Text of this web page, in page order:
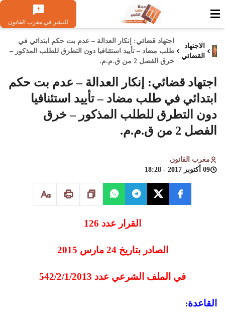
للنشر في مغرب القانون
الاجتهاد
القضائي
اجتهاد قضائي: إنكار العدالة – عدم بت حكم ابتدائي في
طلب مضاد – تأييد استئنافيا دون التطرق للطلب المذكور –
خرق الفصل 2 من ق.م.م.
اجتهاد قضائي: إنكار العدالة – عدم بت حكم
ابتدائي في طلب مضاد – تأييد استئنافيا
دون التطرق للطلب المذكور – خرق
الفصل 2 من ق.م.م.
مغرب القانون
09 أكتوبر 2017 - 18:28
القرار عدد 126
الصادر بتاريخ 24 مارس 2015
في الملف الشرعي عدد 542/2/1/2013
القاعدة: